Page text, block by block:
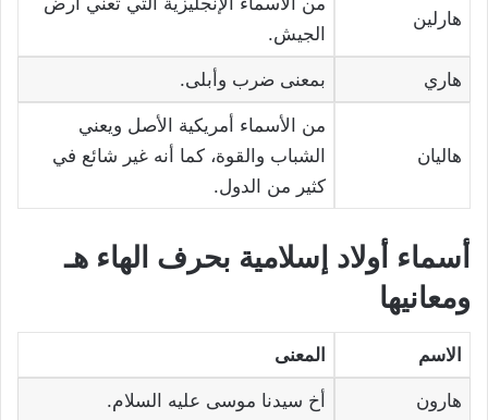
هارلين
الجيش.
هاري بمعنى ضرب وأبلى.
هاليان
من الأسماء أمريكية الأصل ويعني
الشباب والقوة، كما أنه غير شائع في
كثير من الدول.
أسماء أولاد إسلامية بحرف الهاء هـ
ومعانيها
الاسم المعنى
هارون أخ سيدنا موسى عليه السلام.